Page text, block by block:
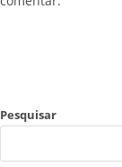
Pesquisar